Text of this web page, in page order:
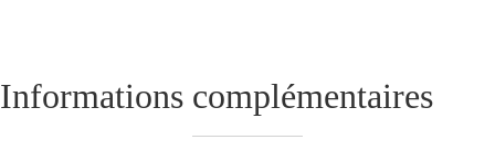
Informations complémentaires